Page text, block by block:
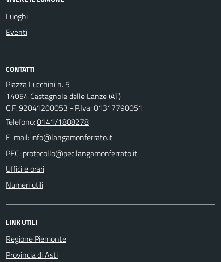
Luoghi
Eventi
CONTATTI
Piazza Lucchini n. 5
14054 Castagnole delle Lanze (AT)
C.F. 92041200053 - P.Iva: 01317790051
Telefono:0141/1808278
E-mail:
PEC:
Uffici e orari
Numeri utili
LINK UTILI
Regione Piemonte
Provincia di Asti